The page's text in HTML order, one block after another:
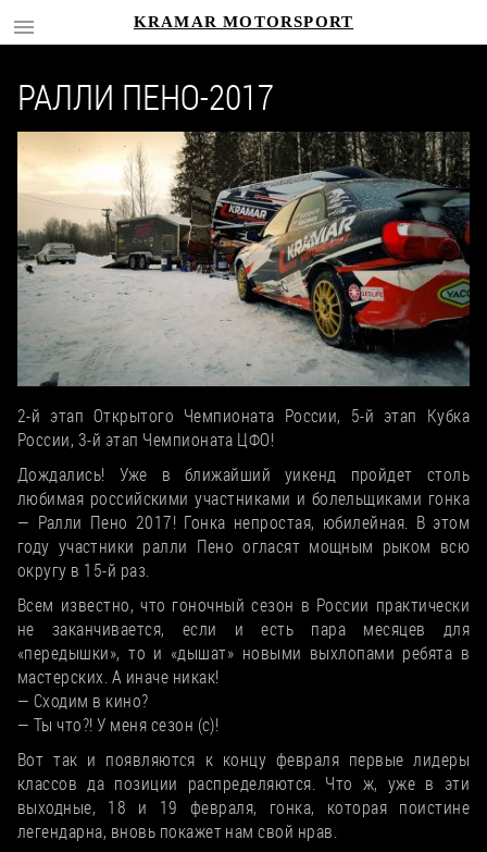
KRAMAR MOTORSPORT
РАЛЛИ ПЕНО-2017
2-й этап Открытого Чемпионата России, 5-й этап Кубка
России, 3-й этап Чемпионата ЦФО!
Дождались! Уже в ближайший уикенд пройдет столь
любимая российскими участниками и болельщиками гонка
— Ралли Пено 2017! Гонка непростая, юбилейная. В этом
году участники ралли Пено огласят мощным рыком всю
округу в 15-й раз.
Всем известно, что гоночный сезон в России практически
не заканчивается, если и есть пара месяцев для
«передышки», то и «дышат» новыми выхлопами ребята в
мастерских. А иначе никак!
— Сходим в кино?
— Ты что?! У меня сезон (с)!
Вот так и появляются к концу февраля первые лидеры
классов да позиции распределяются. Что ж, уже в эти
выходные, 18 и 19 февраля, гонка, которая поистине
легендарна, вновь покажет нам свой нрав.